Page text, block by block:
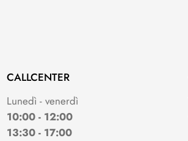
CALLCENTER
Lunedì - venerdì
10:00 - 12:00
13:30 - 17:00